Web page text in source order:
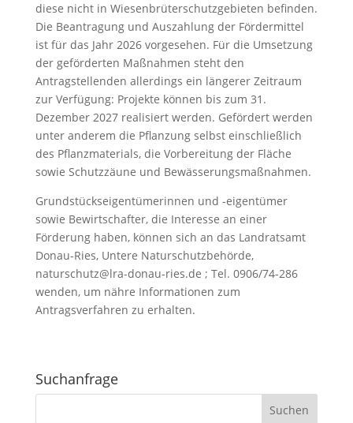
diese nicht in Wiesenbrüterschutzgebieten befinden.
Die Beantragung und Auszahlung der Fördermittel
ist für das Jahr 2026 vorgesehen. Für die Umsetzung
der geförderten Maßnahmen steht den
Antragstellenden allerdings ein längerer Zeitraum
zur Verfügung: Projekte können bis zum 31.
Dezember 2027 realisiert werden. Gefördert werden
unter anderem die Pflanzung selbst einschließlich
des Pflanzmaterials, die Vorbereitung der Fläche
sowie Schutzzäune und Bewässerungsmaßnahmen.
Grundstückseigentümerinnen und -eigentümer
sowie Bewirtschafter, die Interesse an einer
Förderung haben, können sich an das Landratsamt
Donau-Ries, Untere Naturschutzbehörde,
naturschutz@lra-donau-ries.de ; Tel. 0906/74-286
wenden, um nähre Informationen zum
Antragsverfahren zu erhalten.
Suchanfrage